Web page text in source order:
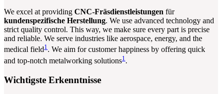
We excel at providing CNC-Fräsdienstleistungen für
kundenspezifische Herstellung. We use advanced technology and
strict quality control. This way, we make sure every part is precise
and reliable. We serve industries like aerospace, energy, and the
medical field1. We aim for customer happiness by offering quick
and top-notch metalworking solutions1 .
Wichtigste Erkenntnisse